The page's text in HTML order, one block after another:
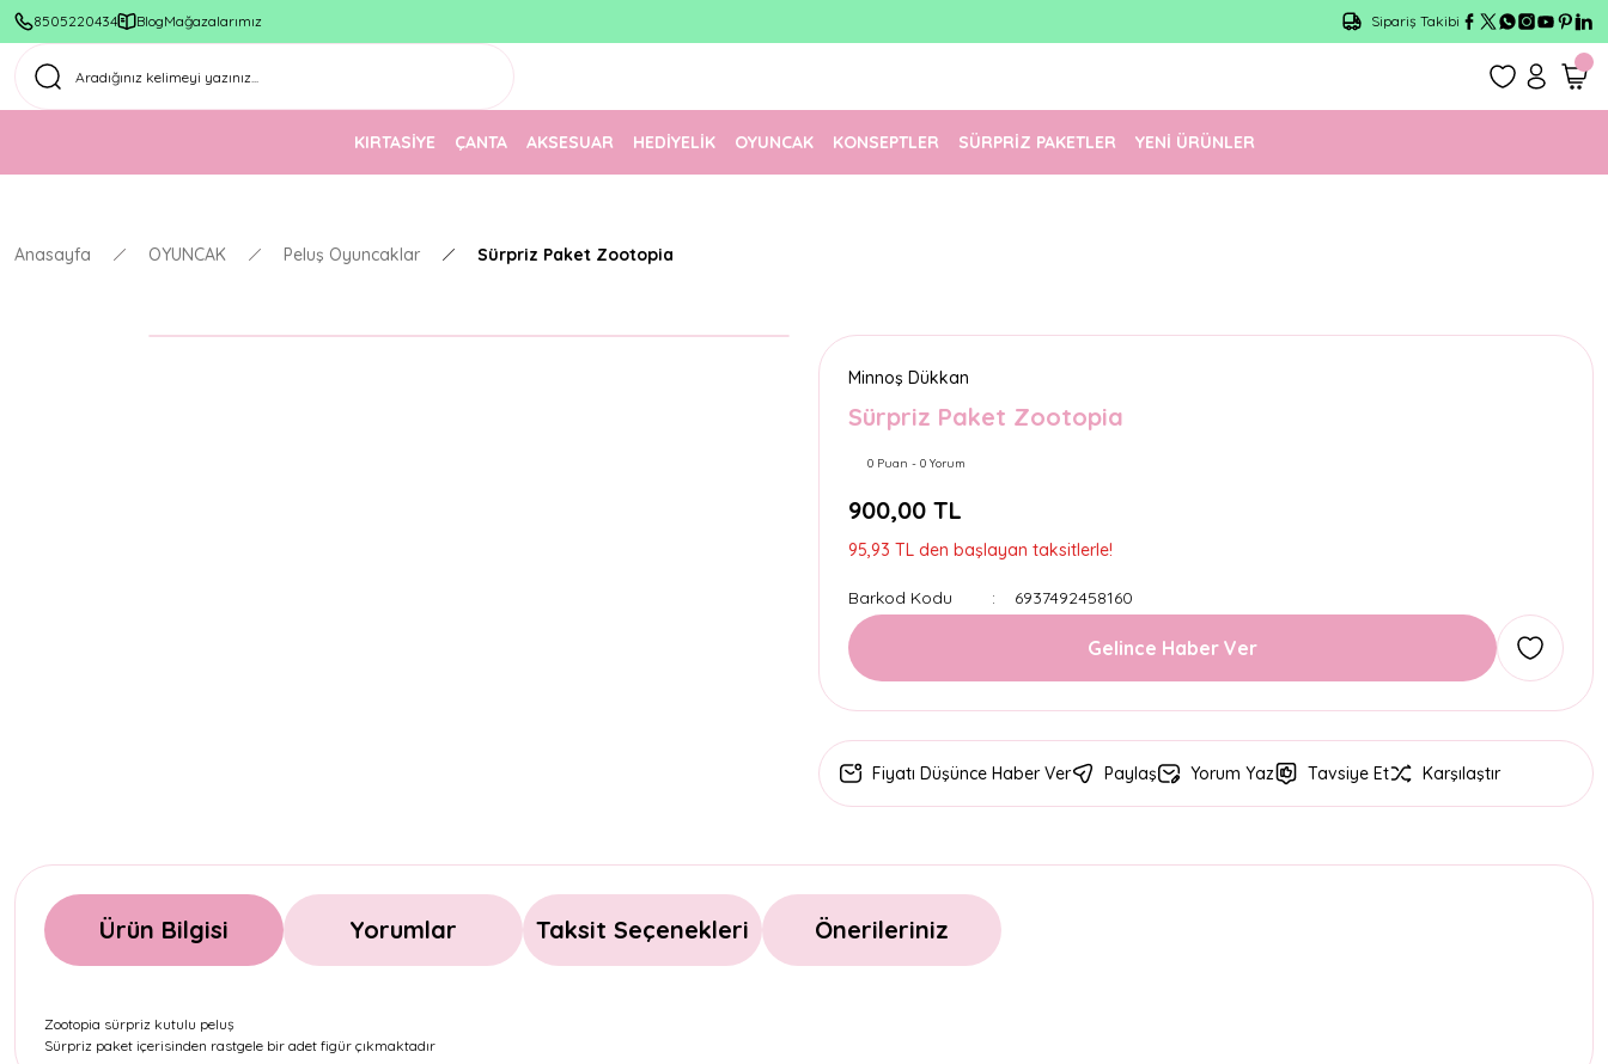
8505220434 BlogMağazalarımız
1500 TL Üzeri Ücretsiz Kargo
Sipariş Takibi
KIRTASİYE ÇANTA AKSESUAR HEDİYELİK OYUNCAK KONSEPTLER SÜRPRİZ PAKETLER YENİ ÜRÜNLER
Anasayfa OYUNCAK Peluş Oyuncaklar Sürpriz Paket Zootopia
Minnoş Dükkan
Sürpriz Paket Zootopia
0 Puan - 0 Yorum
900,00 TL
95,93 TL den başlayan taksitlerle!
Barkod Kodu 6937492458160
Gelince Haber Ver
Fiyatı Düşünce Haber Ver Paylaş Yorum Yaz Tavsiye Et Karşılaştır
Ürün Bilgisi Yorumlar Taksit Seçenekleri Önerileriniz
Zootopia sürpriz kutulu peluş
Sürpriz paket içerisinden rastgele bir adet figür çıkmaktadır